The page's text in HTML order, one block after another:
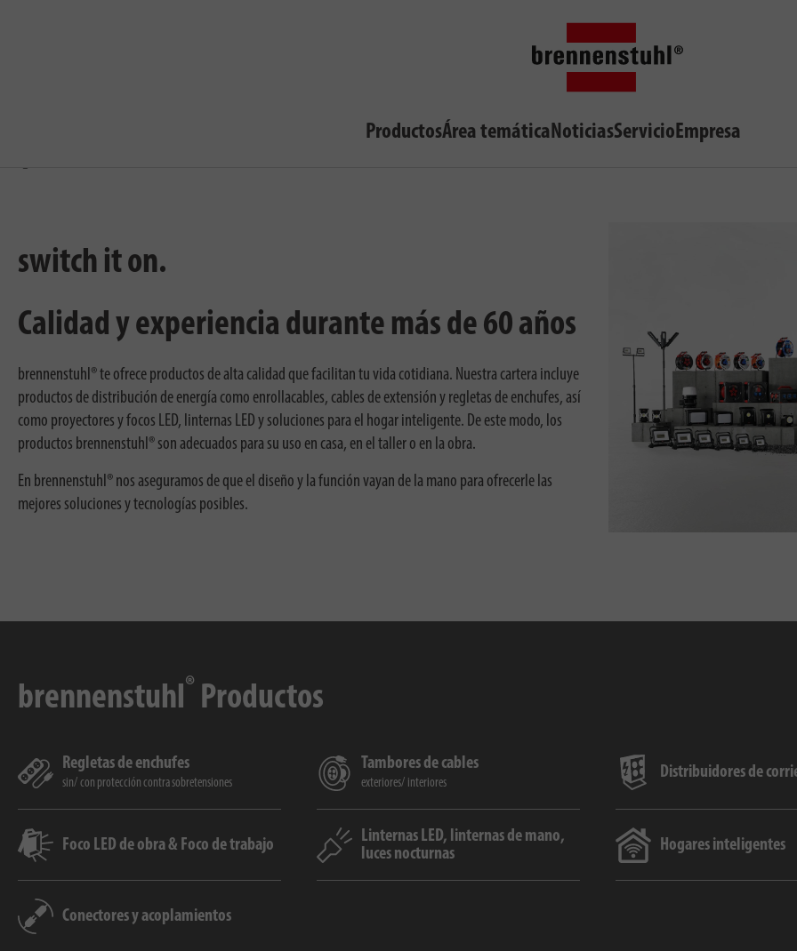
ProductosÁrea temáticaNoticiasServicioEmpresa
switch it on.
Calidad y experiencia durante más de 60 años
brennenstuhl® te ofrece productos de alta calidad que facilitan tu vida cotidiana. Nuestra cartera incluye
productos de distribución de energía como enrollacables, cables de extensión y regletas de enchufes, así
como proyectores y focos LED, linternas LED y soluciones para el hogar inteligente. De este modo, los
productos brennenstuhl® son adecuados para su uso en casa, en el taller o en la obra.
En brennenstuhl® nos aseguramos de que el diseño y la función vayan de la mano para ofrecerle las
mejores soluciones y tecnologías posibles.
brennenstuhl® Productos
Regletas de enchufes
sin con protección contra sobretensiones
Tambores de cables
exteriores interiores
Distribuidores de
Foco LED de obra & Foco de trabajo
Linternas LED, linternas de mano,
luces nocturnas
Hogares inteligentes
Conectores y acoplamientos